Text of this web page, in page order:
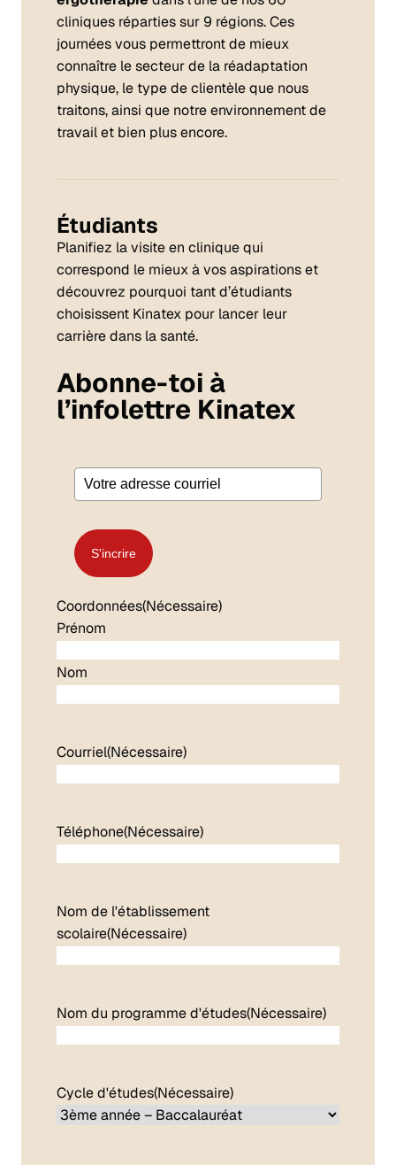
cliniques réparties sur 9 régions. Ces
journées vous permettront de mieux
connaître le secteur de la réadaptation
physique, le type de clientèle que nous
traitons, ainsi que notre environnement de
travail et bien plus encore.
Étudiants
Planifiez la visite en clinique qui
correspond le mieux à vos aspirations et
découvrez pourquoi tant d’étudiants
choisissent Kinatex pour lancer leur
carrière dans la santé.
Abonne-toi à
l’infolettre Kinatex
S'incrire
Coordonnées(Nécessaire)
Prénom
Nom
Courriel(Nécessaire)
Téléphone(Nécessaire)
Nom de l'établissement
scolaire(Nécessaire)
Nom du programme d'études(Nécessaire)
Cycle d'études(Nécessaire)